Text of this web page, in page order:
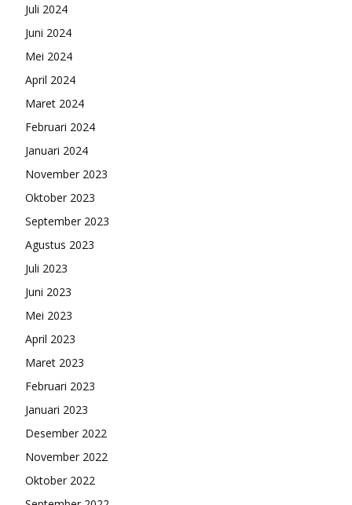
Juli 2024
Juni 2024
Mei 2024
April 2024
Maret 2024
Februari 2024
Januari 2024
November 2023
Oktober 2023
September 2023
Agustus 2023
Juli 2023
Juni 2023
Mei 2023
April 2023
Maret 2023
Februari 2023
Januari 2023
Desember 2022
November 2022
Oktober 2022